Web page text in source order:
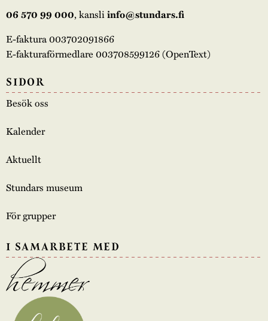
06 570 99 000, kansliinfo@stundars.fi
E-faktura 003702091866
E-fakturaförmedlare 003708599126 (OpenText)
SIDOR
Besök oss
Kalender
Aktuellt
Stundars museum
För grupper
I SAMARBETE MED